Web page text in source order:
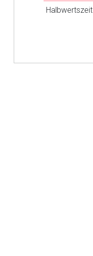
Halbwertszeit